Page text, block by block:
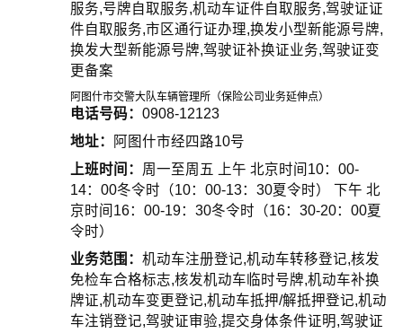
服务,号牌自取服务,机动车证件自取服务,驾驶证证
件自取服务,市区通行证办理,换发小型新能源号牌,
换发大型新能源号牌,驾驶证补换证业务,驾驶证变
更备案
阿图什市交警大队车辆管理所（保险公司业务延伸点）
电话号码： 0908-12123
地址：
阿图什市经四路10号
上班时间： 周一至周五 上午 北京时间10：00-
14：00冬令时（10：00-13：30夏令时） 下午 北
京时间16：00-19：30冬令时（16：30-20：00夏
令时）
业务范围： 机动车注册登记,机动车转移登记,核发
免检车合格标志,核发机动车临时号牌,机动车补换
牌证,机动车变更登记,机动车抵押/解抵押登记,机动
车注销登记,驾驶证审验,提交身体条件证明,驾驶证